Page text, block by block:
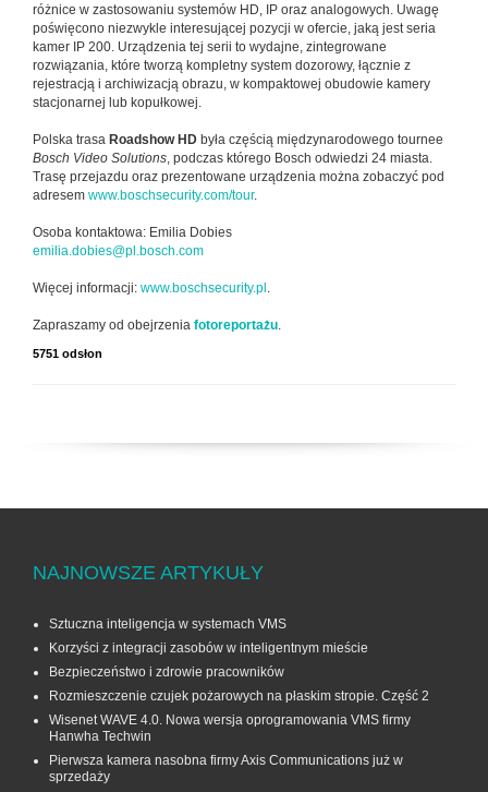
różnice w zastosowaniu systemów HD, IP oraz analogowych. Uwagę
poświęcono niezwykle interesującej pozycji w ofercie, jaką jest seria
kamer IP 200. Urządzenia tej serii to wydajne, zintegrowane
rozwiązania, które tworzą kompletny system dozorowy, łącznie z
rejestracją i archiwizacją obrazu, w kompaktowej obudowie kamery
stacjonarnej lub kopułkowej.
Polska trasa Roadshow HD była częścią międzynarodowego tournee
Bosch Video Solutions, podczas którego Bosch odwiedzi 24 miasta.
Trasę przejazdu oraz prezentowane urządzenia można zobaczyć pod
adresem www.boschsecurity.com/tour.
Osoba kontaktowa: Emilia Dobies
emilia.dobies@pl.bosch.com
Więcej informacji: www.boschsecurity.pl .
Zapraszamy od obejrzenia fotoreportażu.
5751 odsłon
NAJNOWSZE ARTYKUŁY
Sztuczna inteligencja w systemach VMS
Korzyści z integracji zasobów w inteligentnym mieście
Bezpieczeństwo i zdrowie pracowników
Rozmieszczenie czujek pożarowych na płaskim stropie. Część 2
Wisenet WAVE 4.0. Nowa wersja oprogramowania VMS firmy
Hanwha Techwin
Pierwsza kamera nasobna firmy Axis Communications już w
sprzedaży